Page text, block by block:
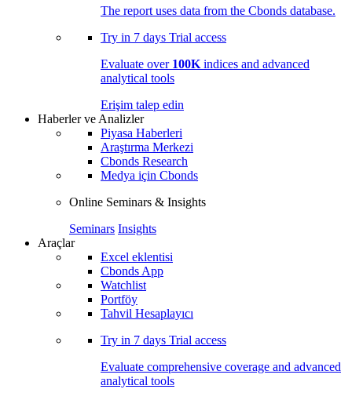
The report uses data from the Cbonds database.
Try in 7 days Trial access
Evaluate over 100K indices and advanced
analytical tools
Erişim talep edin
Haberler ve Analizler
Piyasa Haberleri
Araştırma Merkezi
Cbonds Research
Medya için Cbonds
Online Seminars & Insights
Seminars Insights
Araçlar
Excel eklentisi
Cbonds App
Watchlist
Portföy
Tahvil Hesaplayıcı
Try in 7 days Trial access
Evaluate comprehensive coverage and advanced
analytical tools